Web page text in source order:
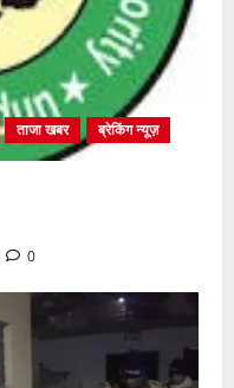
ताजा खबर ब्रेकिंग न्यूज़
0